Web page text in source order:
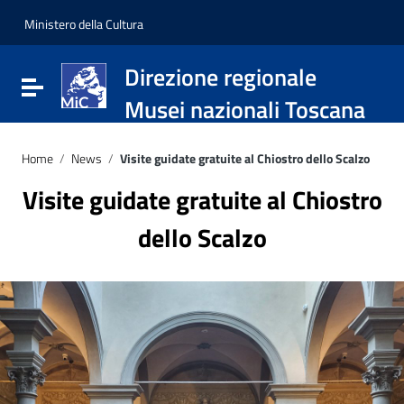
Vai al menu di navigazione
Vai al footer
Ministero della Cultura
Attiva / disattiva la navigazione
Direzione regionale
Musei nazionali Toscana
Home / News / Visite guidate gratuite al Chiostro dello Scalzo
Visite guidate gratuite al Chiostro
dello Scalzo